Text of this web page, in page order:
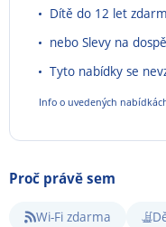
Dítě do 12 let
nebo Slevy na
Tyto nabídky se
Info o uvedených
Proč právě sem
Wi-Fi zdarma